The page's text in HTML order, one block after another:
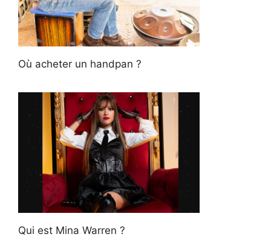
Où acheter un handpan ?
Qui est Mina Warren ?